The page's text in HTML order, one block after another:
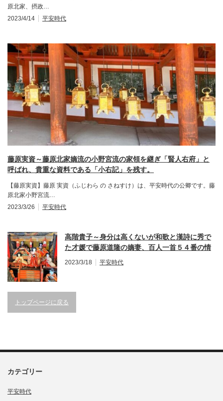
原北家、摂政…
2023/4/14
平安時代
藤原実資～藤原北家嫡流の小野宮流の家領を継ぎ「賢人右府」と
呼ばれ、貴重な資料である「小右記」を残す。
【藤原実資】藤原 実資（ふじわら の さねすけ）は、平安時代の公卿です。藤
原北家小野宮流…
2023/3/26
平安時代
高階貴子～身分は高くないが和歌と漢詩に秀で
た才媛で藤原道隆の嫡妻、百人一首５４番の情
熱的な和歌が有名。
2023/3/18 平安時代
トップページに戻る
カテゴリー
平安時代